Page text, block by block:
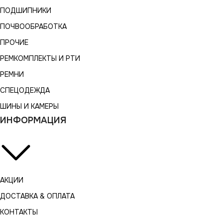
ПОДШИПНИКИ
ПОЧВООБРАБОТКА
ПРОЧИЕ
РЕМКОМПЛЕКТЫ И РТИ
РЕМНИ
СПЕЦОДЕЖДА
ШИНЫ И КАМЕРЫ
ИНФОРМАЦИЯ
АКЦИИ
ДОСТАВКА & ОПЛАТА
КОНТАКТЫ